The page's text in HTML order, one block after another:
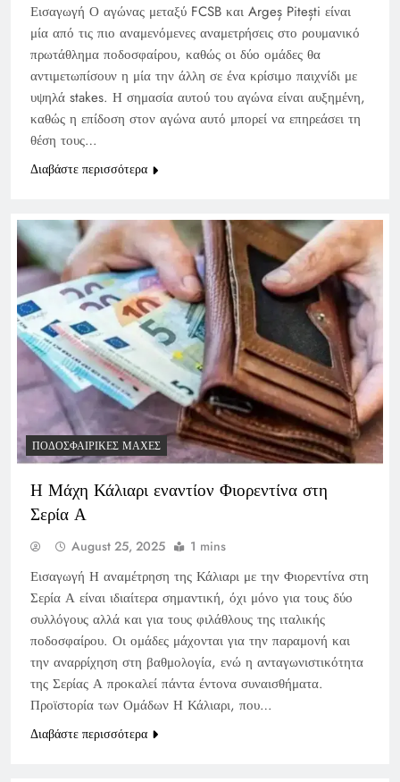
Εισαγωγή Ο αγώνας μεταξύ FCSB και Argeș Pitești είναι
μία από τις πιο αναμενόμενες αναμετρήσεις στο ρουμανικό
πρωτάθλημα ποδοσφαίρου, καθώς οι δύο ομάδες θα
αντιμετωπίσουν η μία την άλλη σε ένα κρίσιμο παιχνίδι με
υψηλά stakes. Η σημασία αυτού του αγώνα είναι αυξημένη,
καθώς η επίδοση στον αγώνα αυτό μπορεί να επηρεάσει τη
θέση τους…
Διαβάστε περισσότερα
ΠΟΔΟΣΦΑΙΡΙΚΈΣ ΜΆΧΕΣ
Η Μάχη Κάλιαρι εναντίον Φιορεντίνα στη
Σερία Α
August 25, 2025 1 mins
Εισαγωγή Η αναμέτρηση της Κάλιαρι με την Φιορεντίνα στη
Σερία Α είναι ιδιαίτερα σημαντική, όχι μόνο για τους δύο
συλλόγους αλλά και για τους φιλάθλους της ιταλικής
ποδοσφαίρου. Οι ομάδες μάχονται για την παραμονή και
την αναρρίχηση στη βαθμολογία, ενώ η ανταγωνιστικότητα
της Σερίας Α προκαλεί πάντα έντονα συναισθήματα.
Προϊστορία των Ομάδων Η Κάλιαρι, που…
Διαβάστε περισσότερα